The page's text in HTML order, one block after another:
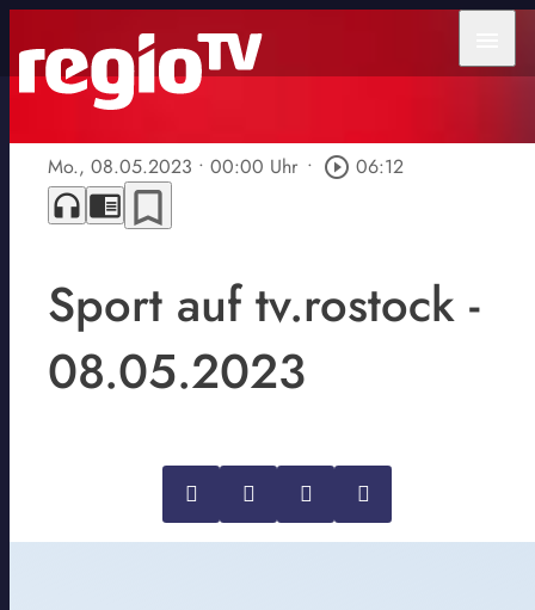
Mo., 08.05.2023 • 00:00 Uhr • play_circle_outline 06:12
headphones chrome_reader_mode bookmark_border
Sport auf tv.rostock -
08.05.2023